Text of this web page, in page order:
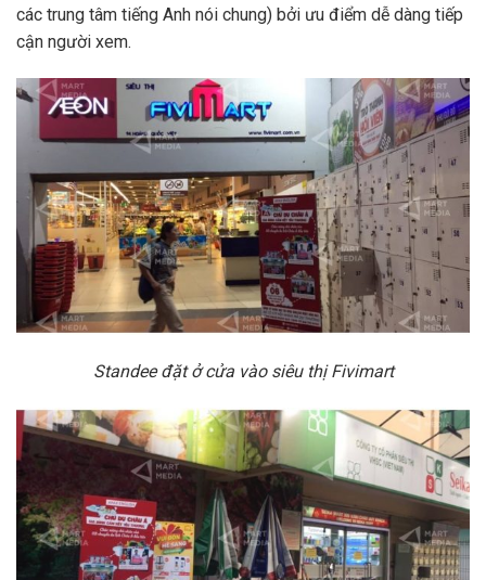
các trung tâm tiếng Anh nói chung) bởi ưu điểm dễ dàng tiếp
cận người xem.
Standee đặt ở cửa vào siêu thị Fivimart